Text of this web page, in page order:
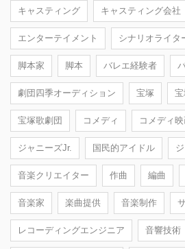
キャスティング キャスティング会社
エンターテイメント シナリオライタ
脚本家 脚本 バレエ経験者
劇団四季オーディション 宝塚
宝塚歌劇団 コメディ コメディ
ジャニーズJr. 国民的アイドル
音楽クリエイター 作曲 編曲
音楽家 楽曲提供 音楽制作
レコーディングエンジニア 音響技術